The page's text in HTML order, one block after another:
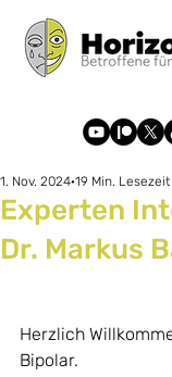
Experten
Dr. Markus
1. Nov. 2024 19 Min. Lesezeit
Herzlich
Bipolar.